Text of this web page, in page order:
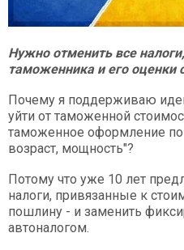
Нужно отменить все
таможенника и его оценки
Почему я поддерживаю
уйти от таможенной
таможенное оформление по
возраст, мощность"?
Потому что уже 10 лет
налоги, привязанные к
пошлину - и заменить
автоналогом.